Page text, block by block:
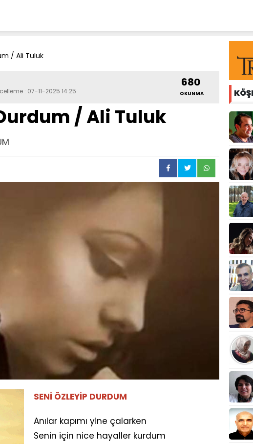
/ Ali Tuluk
: 07-11-2025 14:25
680
OKUNMA
/ Ali Tuluk
SENİ ÖZLEYİP DURDUM
Anılar kapımı yine çalarken
Senin için nice hayaller kurdum